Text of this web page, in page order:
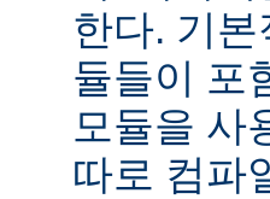
한다. 기
듈들이 포
모듈을 사
따로 컴파